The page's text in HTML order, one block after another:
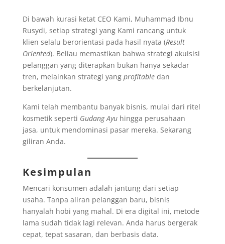
Di bawah kurasi ketat CEO Kami, Muhammad Ibnu
Rusydi, setiap strategi yang Kami rancang untuk
klien selalu berorientasi pada hasil nyata (Result
Oriented). Beliau memastikan bahwa strategi akuisisi
pelanggan yang diterapkan bukan hanya sekadar
tren, melainkan strategi yang profitabledan
berkelanjutan.
Kami telah membantu banyak bisnis, mulai dari ritel
kosmetik seperti Gudang Ayuhingga perusahaan
jasa, untuk mendominasi pasar mereka. Sekarang
giliran Anda.
Kesimpulan
Mencari konsumen adalah jantung dari setiap
usaha. Tanpa aliran pelanggan baru, bisnis
hanyalah hobi yang mahal. Di era digital ini, metode
lama sudah tidak lagi relevan. Anda harus bergerak
cepat, tepat sasaran, dan berbasis data.